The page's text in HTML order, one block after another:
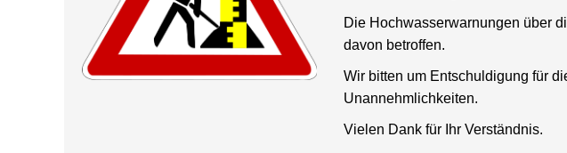
Die Hochwasserwarnungen über
davon betroffen.
Wir bitten um Entschuldigung für
Unannehmlichkeiten.
Vielen Dank für Ihr Verständnis.